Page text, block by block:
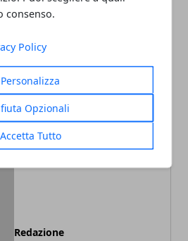
consenso.
Policy
Personalizza
Opzionali
Accetta Tutto
Come scegliere una
badante perfetta per i
propri cari
Redazione